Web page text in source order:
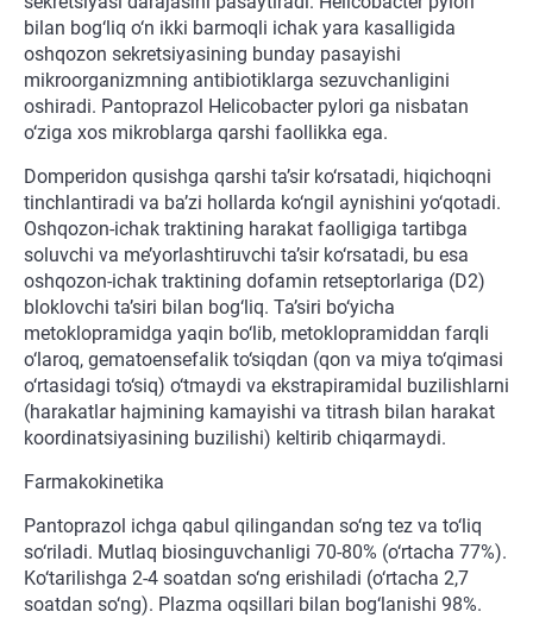
bilan bog‘liq o‘n ikki barmoqli ichak yara kasalligida
oshqozon sekretsiyasining bunday pasayishi
mikroorganizmning antibiotiklarga sezuvchanligini
oshiradi. Pantoprazol Helicobacter pylori ga nisbatan
o‘ziga xos mikroblarga qarshi faollikka ega.
Domperidon qusishga qarshi ta’sir ko‘rsatadi, hiqichoqni
tinchlantiradi va ba’zi hollarda ko‘ngil aynishini yo‘qotadi.
Oshqozon-ichak traktining harakat faolligiga tartibga
soluvchi va me’yorlashtiruvchi ta’sir ko‘rsatadi, bu esa
oshqozon-ichak traktining dofamin retseptorlariga (D2)
bloklovchi ta’siri bilan bog‘liq. Ta’siri bo‘yicha
metoklopramidga yaqin bo‘lib, metoklopramiddan farqli
o‘laroq, gematoensefalik to‘siqdan (qon va miya to‘qimasi
o‘rtasidagi to‘siq) o‘tmaydi va ekstrapiramidal buzilishlarni
(harakatlar hajmining kamayishi va titrash bilan harakat
koordinatsiyasining buzilishi) keltirib chiqarmaydi.
Farmakokinetika
Pantoprazol ichga qabul qilingandan so‘ng tez va to‘liq
so‘riladi. Mutlaq biosinguvchanligi 70-80% (o‘rtacha 77%).
Ko‘tarilishga 2-4 soatdan so‘ng erishiladi (o‘rtacha 2,7
soatdan so‘ng). Plazma oqsillari bilan bog‘lanishi 98%.